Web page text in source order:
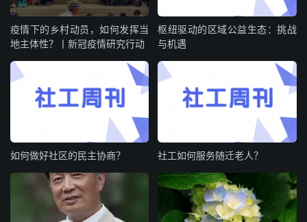
疫情下的乡村动员，如何发挥当
地主体性？丨新冠疫情研究行动
枢纽驱动的区域公益生态：挑战
与机遇
如何做好社区的民主协商？ 社工如何服务随迁老人？